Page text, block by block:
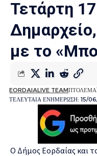
Τετάρτη
με το
ΤΕΛΕΥΤΑΙΑ ΕΝΗΜΕΡΩΣΗ: 15/
EORDAIALIVE TEAM
Ο Δήμος Εορδαίας και